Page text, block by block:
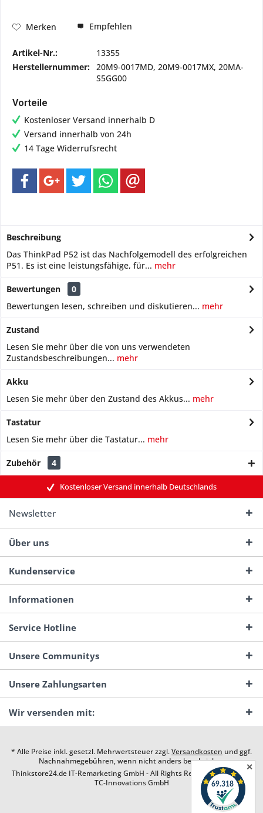
Merken Empfehlen
Artikel-Nr.:
13355
Herstellernummer: 20M9-0017MD, 20M9-0017MX, 20MA-
S5GG00
Vorteile
Kostenloser Versand innerhalb D
Versand innerhalb von 24h
14 Tage Widerrufsrecht
Beschreibung
Das ThinkPad P52 ist das Nachfolgemodell des erfolgreichen
P51. Es ist eine leistungsfähige, für... mehr
Bewertungen
0
Bewertungen lesen, schreiben und diskutieren... mehr
Zustand
Lesen Sie mehr über die von uns verwendeten
Zustandsbeschreibungen... mehr
Akku
Lesen Sie mehr über den Zustand des Akkus... mehr
Tastatur
Lesen Sie mehr über die Tastatur... mehr
Zubehör 4
Kostenloser Versand innerhalb Deutschlands
Newsletter
Über uns
Kundenservice
Informationen
Service Hotline
Unsere Communitys
Unsere Zahlungsarten
Wir versenden mit:
* Alle Preise inkl. gesetzl. Mehrwertsteuer zzgl.Versandkosten und ggf.
Nachnahmegebühren, wenn nicht anders beschrieben
Thinkstore24.de IT-Remarketing GmbH - All Rights Reserved. Design by
TC-Innovations GmbH
✕